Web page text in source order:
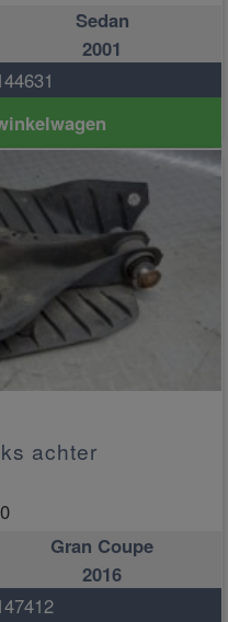
Sedan
2001
achter
Gran Coupe
2016